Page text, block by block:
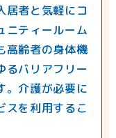
居者と気軽にコ
ニティールーム
高齢者の身体機
るバリアフリー
。介護が必要に
スを利用するこ